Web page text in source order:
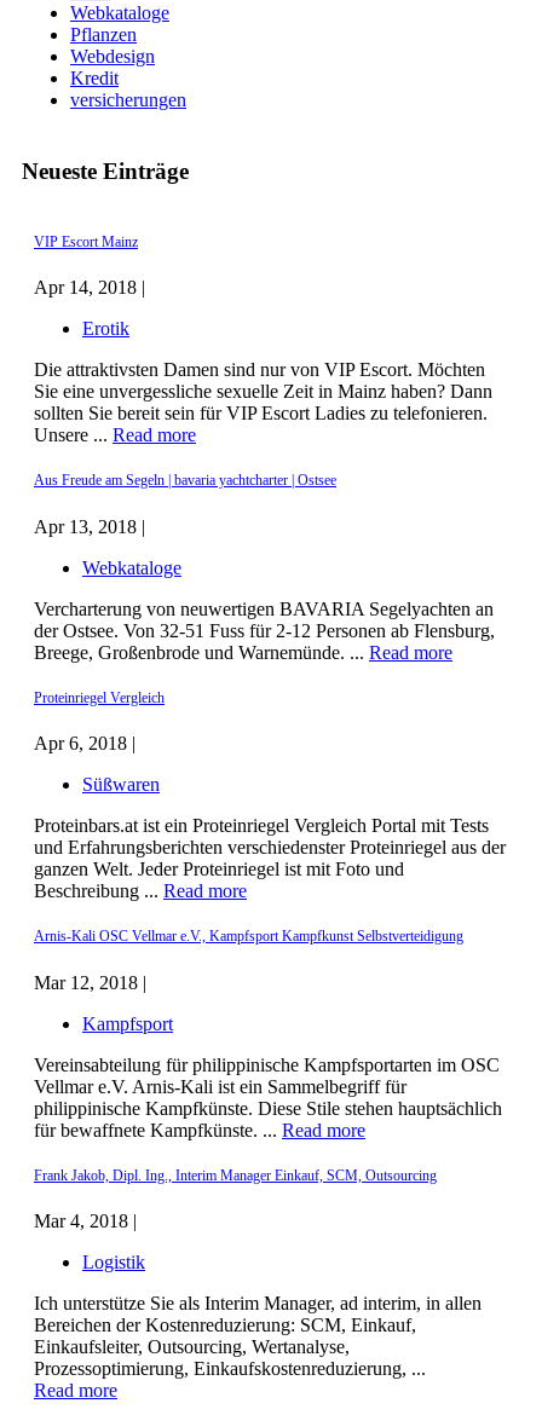
Webkataloge
Pflanzen
Webdesign
Kredit
versicherungen
Neueste Einträge
VIP Escort Mainz
Apr 14, 2018 |
Erotik
Die attraktivsten Damen sind nur von VIP Escort. Möchten
Sie eine unvergessliche sexuelle Zeit in Mainz haben? Dann
sollten Sie bereit sein für VIP Escort Ladies zu telefonieren.
Unsere ... Read more
Aus Freude am Segeln | bavaria yachtcharter | Ostsee
Apr 13, 2018 |
Webkataloge
Vercharterung von neuwertigen BAVARIA Segelyachten an
der Ostsee. Von 32-51 Fuss für 2-12 Personen ab Flensburg,
Breege, Großenbrode und Warnemünde. ... Read more
Proteinriegel Vergleich
Apr 6, 2018 |
Süßwaren
Proteinbars.at ist ein Proteinriegel Vergleich Portal mit Tests
und Erfahrungsberichten verschiedenster Proteinriegel aus der
ganzen Welt. Jeder Proteinriegel ist mit Foto und
Beschreibung ... Read more
Arnis-Kali OSC Vellmar e.V., Kampfsport Kampfkunst Selbstverteidigung
Mar 12, 2018 |
Kampfsport
Vereinsabteilung für philippinische Kampfsportarten im OSC
Vellmar e.V. Arnis-Kali ist ein Sammelbegriff für
philippinische Kampfkünste. Diese Stile stehen hauptsächlich
für bewaffnete Kampfkünste. ... Read more
Frank Jakob, Dipl. Ing., Interim Manager Einkauf, SCM, Outsourcing
Mar 4, 2018 |
Logistik
Ich unterstütze Sie als Interim Manager, ad interim, in allen
Bereichen der Kostenreduzierung: SCM, Einkauf,
Einkaufsleiter, Outsourcing, Wertanalyse,
Prozessoptimierung, Einkaufskostenreduzierung, ...
Read more